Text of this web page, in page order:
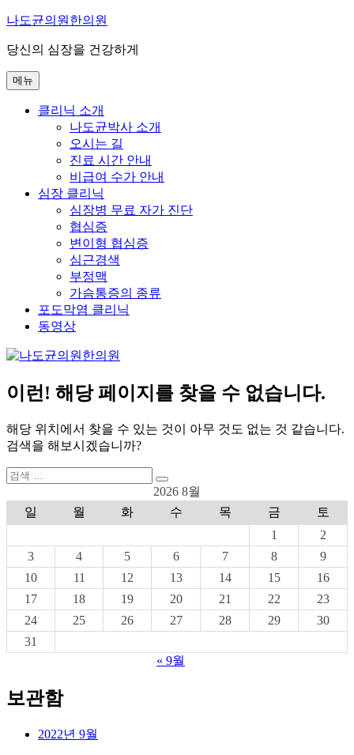
콘
츠
로
바
나도균의원한의원
당신의 심장을 건강하게
메뉴
클리닉 소개
나도균박사 소개
오시는 길
진료 시간 안내
비급여 수가 안내
심장 클리닉
심장병 무료 자가 진단
협심증
변이형 협심증
심근경색
부정맥
가슴통증의 종류
포도막염 클리닉
동영상
이런! 해당 페이지를 찾을 수 없습니다.
해당 위치에서 찾을 수 있는 것이 아무 것도 없는 것 같습니다.
검색을 해보시겠습니까?
검
검
색
2026 8월
일
월 화 수 목 금
토
1
2
3
4 5 6 7 8
9
10
11 12 13 14 15
16
17
18 19 20 21 22
23
24
25 26 27 28 29
30
31
« 9월
보관함
2022년 9월